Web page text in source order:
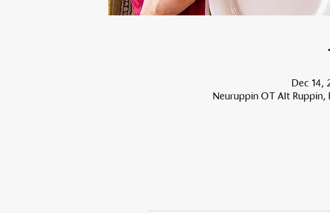
Dec 14,
Neuruppin OT Alt Ruppin,